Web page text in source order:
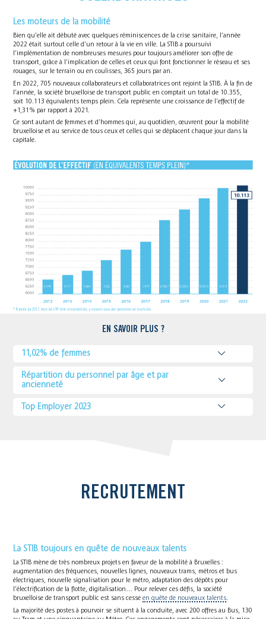
Les moteurs de la mobilité
Bien qu’elle ait débuté avec quelques réminiscences de la crise sanitaire, l’année
2022 était surtout celle d’un retour à la vie en ville. La STIB a poursuivi
l’implémentation de nombreuses mesures pour toujours améliorer son offre de
transport, grâce à l’implication de celles et ceux qui font fonctionner le réseau et ses
rouages, sur le terrain ou en coulisses, 365 jours par an.
En 2022, 705 nouveaux collaborateurs et collaboratrices ont rejoint la STIB. À la fin de
l’année, la société bruxelloise de transport public en comptait un total de 10.355,
soit 10.113 équivalents temps plein. Cela représente une croissance de l’effectif de
+1,31% par rapport à 2021.
Ce sont autant de femmes et d’hommes qui, au quotidien, œuvrent pour la mobilité
bruxelloise et au service de tous ceux et celles qui se déplacent chaque jour dans la
capitale.
EN SAVOIR PLUS ?
11,02% de femmes
Répartition du personnel par âge et par
ancienneté
Top Employer 2023
RECRUTEMENT
La STIB toujours en quête de nouveaux talents
La STIB mène de très nombreux projets en faveur de la mobilité à Bruxelles :
augmentation des fréquences, nouvelles lignes, nouveaux trams, métros et bus
électriques, nouvelle signalisation pour le métro, adaptation des dépôts pour
l’électrification de la flotte, digitalisation… Pour relever ces défis, la société
bruxelloise de transport public est sans cesseen quête de nouveaux talents.
La majorité des postes à pourvoir se situent à la conduite, avec 200 offres au Bus, 130